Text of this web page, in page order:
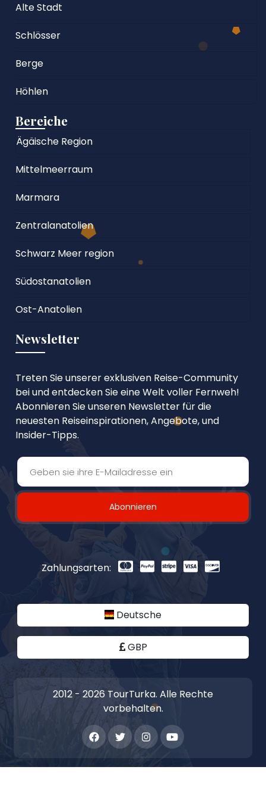
Alte Stadt
Schlösser
Berge
Höhlen
Bereiche
Ägäische Region
Mittelmeerraum
Marmara
Zentralanatolien
Schwarz Meer region
Südostanatolien
Ost-Anatolien
Newsletter
Treten Sie unserer exklusiven Reise-Community
bei und entdecken Sie eine Welt voller Fernweh!
Abonnieren Sie unseren Newsletter für die
neuesten Reiseinspirationen, Angebote, und
Insider-Tipps.
Abonnieren
Zahlungsarten:
Deutsche
GBP
2012 - 2026 TourTurka. Alle Rechte
vorbehalten.